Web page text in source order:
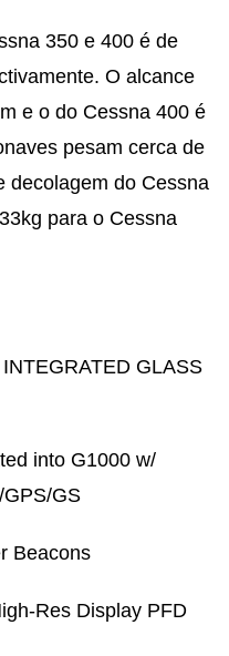
350 e 400 é de
O alcance
e o do Cessna 400 é
pesam cerca de
decolagem do Cessna
para o Cessna
GLASS
into G1000 w/
GS
Beacons
Res Display PFD